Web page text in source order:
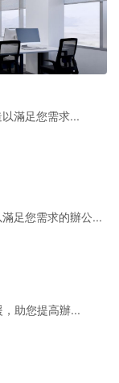
滿足您需求...
足您需求的辦公...
助您提高辦...